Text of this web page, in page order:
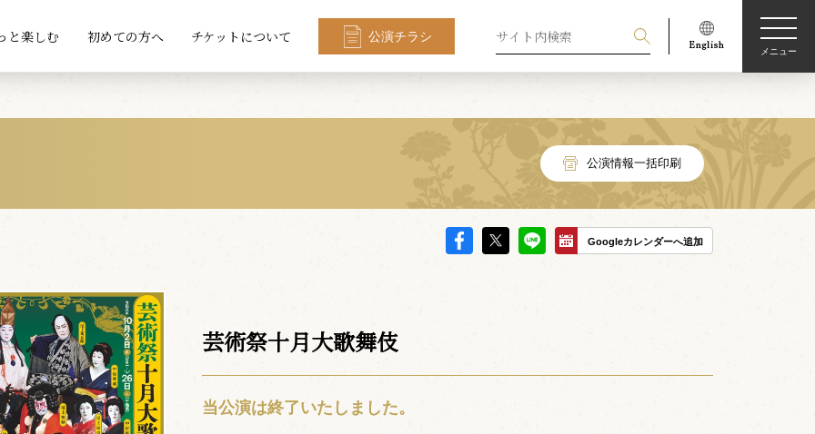
と楽しむ 初めての方へ チケットについて 公演チラシ
メニュー
公演情報一括印刷
Googleカレンダーへ追加
芸術祭十月大歌舞伎
当公演は終了いたしました。